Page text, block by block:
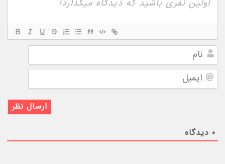
نام
ایمیل
۰ دیدگاه